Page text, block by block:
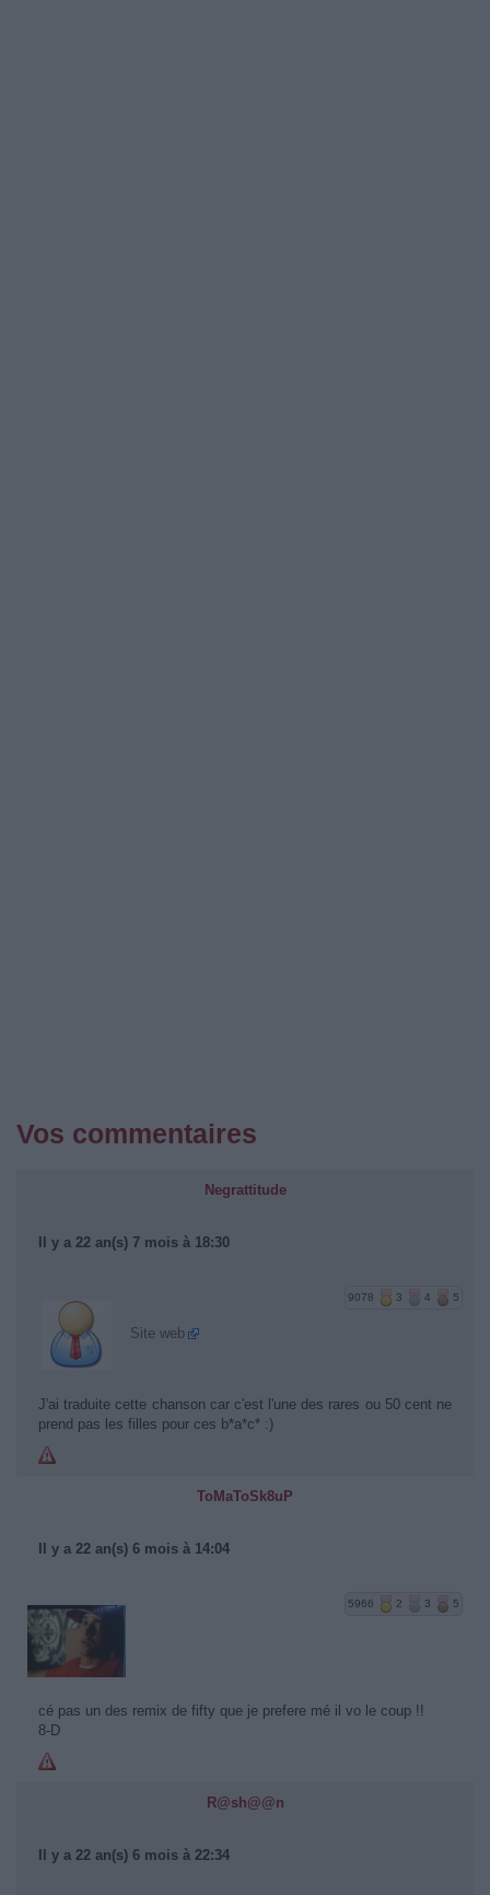
Vos commentaires
Negrattitude
Il y a 22 an(s) 7 mois à 18:30
9078 3 4 5
Site web
J'ai traduite cette chanson car c'est l'une des rares ou 50 cent ne
prend pas les filles pour ces b*a*c* :)
ToMaToSk8uP
Il y a 22 an(s) 6 mois à 14:04
5966 2 3 5
cé pas un des remix de fifty que je prefere mé il vo le coup !!
8-D
R@sh@@n
Il y a 22 an(s) 6 mois à 22:34